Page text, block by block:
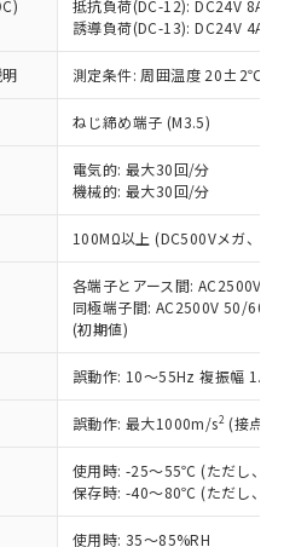
抵抗負荷(DC-12): DC24V 8A/
誘導負荷(DC-13): DC24V 4A/
測定条件: 周囲温度 20±2℃、
ねじ締め端子 (M3.5)
電気的: 最大30回/分
機械的: 最大30回/分
100MΩ以上 (DC500Vメガ、点
各端子とアース間: AC2500V
同極端子間: AC2500V 50/
(初期値)
誤動作: 10～55Hz 複振幅
誤動作: 最大1000m/s2 (接点
使用時: -25～55℃ (ただし、氷
保存時: -40～80℃ (ただし、氷
使用時: 35～85%RH
ださい。
標準価格照会結果は、
新日時点での社内デー
されるものであり、閲
の実際の在庫および標
る場合があることをご
および標準価格はお客
またはお客様担当のオ
販売店・当社販売員に
器販売店や当社販売拠
トワーク
」をご確認
標準価格結果を当社の
第三者に漏洩または開
願いします。
（部品リスト作成サー
いただくには、I-Web
登録されている必要が
があります。
(Hg) 1000ppm以下、 カド
以下、ポリ臭化ビフェニル
リ臭化ジフェニルエーテル類
ル酸ビス(2-エチルヘキシ
以下、フタル酸ブチ
視および制御機器に対する
質については閾値を超える意
認しています。
況などにより、予定
ります。
当社販売部門へお問
(GB/T26572)：
) : 1000ppm、 Cd(カドミウ
ポリ臭化ジフェニルエーテ
、 DIBP(フタル酸ジ
フタル酸ブチルベンジ
ルヘキシル)) : 1000ppm
物質）のすべてが基
示します。
況下において有害物
環境に深刻な影響を
します。
当社販売部門へお問
貴社製品のうち、外国
貿易法に定める商品
等」という）を輸出
提供する場合は、日本
可(または役務取引許
どの必要な手続きを
を破棄する場合は、完
ど、違法に輸出されな
段を講じます。
を、核兵器、ミサイ
生物兵器またはその他
らの製造装置等に一切
品を第三者に販売する
、2および3の内容を当
します。また当社は、
売に係わる関係者が違
それがある場合は、取
ません。
の在庫あり
満たないが在庫あり
新の在庫状況につ
客様のお取引先、ま
担当のオムロン制御
・当社販売員にご確
種、また在庫状況の
していない機種